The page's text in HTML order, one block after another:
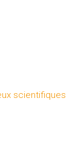
scientifiques